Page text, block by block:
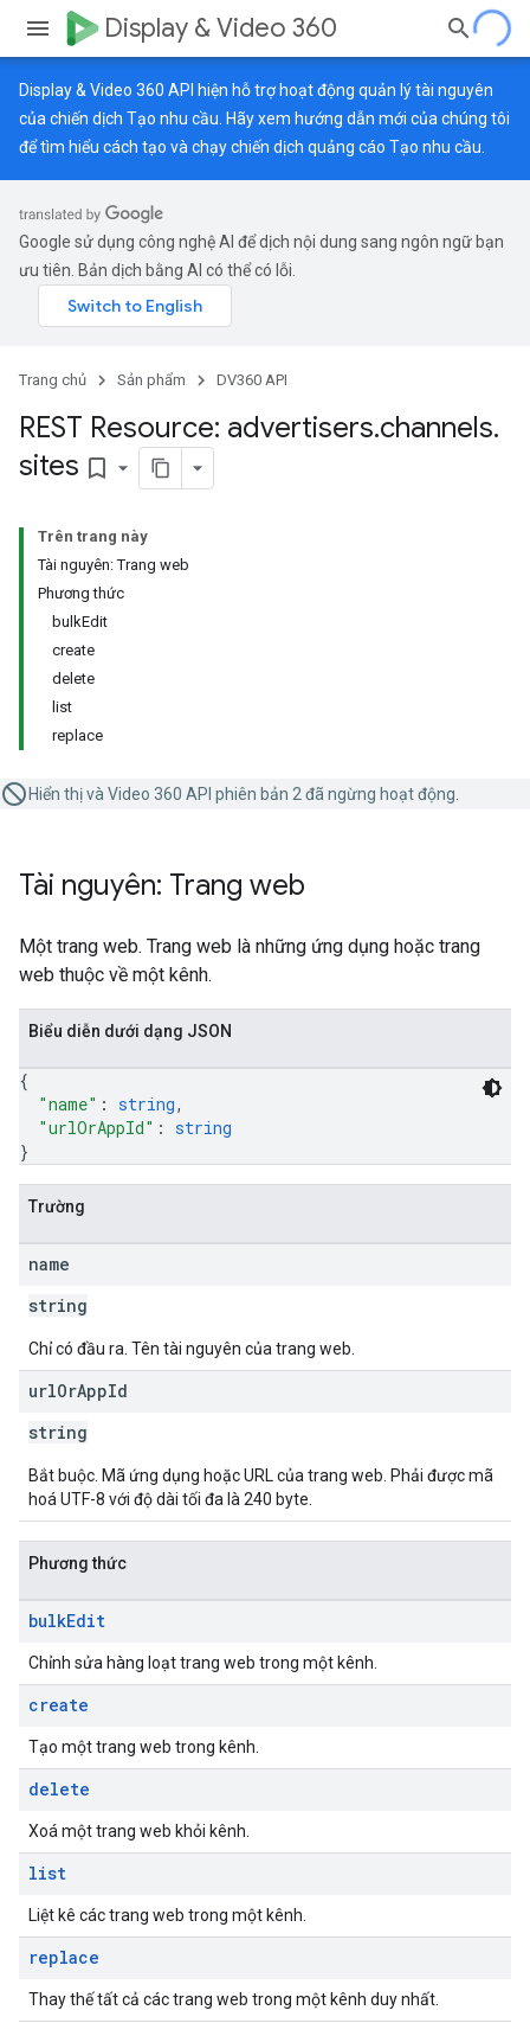
Display & Video 360
Display & Video 360 API hiện hỗ trợ hoạt động quản lý tài nguyên
của chiến dịch Tạo nhu cầu. Hãy xem hướng dẫn mới của chúng tôi
để tìm hiểu cách tạo và chạy chiến dịch quảng cáo Tạo nhu cầu.
Google sử dụng công nghệ AI để dịch nội dung sang ngôn ngữ bạn
ưu tiên. Bản dịch bằng AI có thể có lỗi.
Trang chủ Sản phẩm DV360 API
REST Resource: advertisers.channels.
sites bookmark_border
Trên trang này
Tài nguyên: Trang web
Phương thức
bulkEdit
create
delete
list
replace
Hiển thị và Video 360 API phiên bản 2 đã ngừng hoạt động.
Tài nguyên: Trang web
Một trang web. Trang web là những ứng dụng hoặc trang
web thuộc về một kênh.
Biểu diễn dưới dạng JSON
{
"name" : string,
"urlOrAppId" : string
}
Trường
name
string
Chỉ có đầu ra. Tên tài nguyên của trang web.
urlOrAppId
string
Bắt buộc. Mã ứng dụng hoặc URL của trang web. Phải được mã
hoá UTF-8 với độ dài tối đa là 240 byte.
Phương thức
bulkEdit
Chỉnh sửa hàng loạt trang web trong một kênh.
create
Tạo một trang web trong kênh.
delete
Xoá một trang web khỏi kênh.
list
Liệt kê các trang web trong một kênh.
replace
Thay thế tất cả các trang web trong một kênh duy nhất.